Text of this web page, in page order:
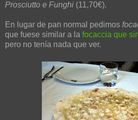
Prosciutto e Funghi (11,70€).
En lugar de pan normal pedimos
que fuese similar a la focaccia que
pero no tenía nada que ver.